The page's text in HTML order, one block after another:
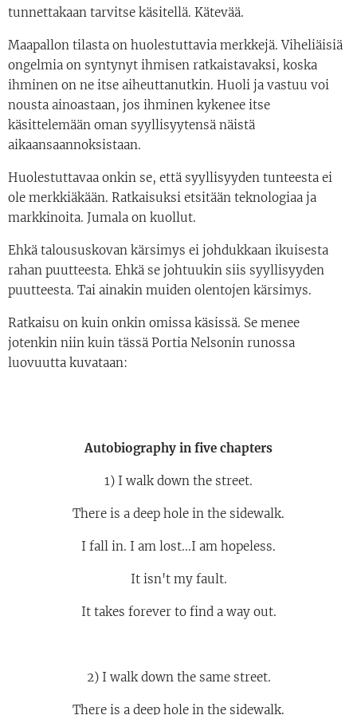
tunnettakaan tarvitse käsitellä. Kätevää.
Maapallon tilasta on huolestuttavia merkkejä. Viheliäisiä
ongelmia on syntynyt ihmisen ratkaistavaksi, koska
ihminen on ne itse aiheuttanutkin. Huoli ja vastuu voi
nousta ainoastaan, jos ihminen kykenee itse
käsittelemään oman syyllisyytensä näistä
aikaansaannoksistaan.
Huolestuttavaa onkin se, että syyllisyyden tunteesta ei
ole merkkiäkään. Ratkaisuksi etsitään teknologiaa ja
markkinoita. Jumala on kuollut.
Ehkä taloususkovan kärsimys ei johdukkaan ikuisesta
rahan puutteesta. Ehkä se johtuukin siis syyllisyyden
puutteesta. Tai ainakin muiden olentojen kärsimys.
Ratkaisu on kuin onkin omissa käsissä. Se menee
jotenkin niin kuin tässä Portia Nelsonin runossa
luovuutta kuvataan:
Autobiography in five chapters
1) I walk down the street.
There is a deep hole in the sidewalk.
I fall in. I am lost...I am hopeless.
It isn't my fault.
It takes forever to find a way out.
2) I walk down the same street.
There is a deep hole in the sidewalk.